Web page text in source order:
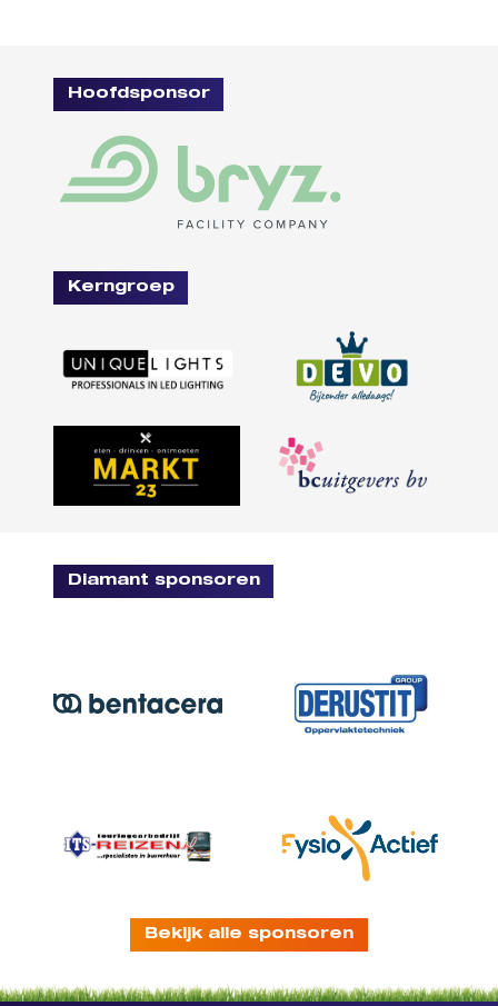
Hoofdsponsor
Kerngroep
Diamant sponsoren
Bekijk alle sponsoren